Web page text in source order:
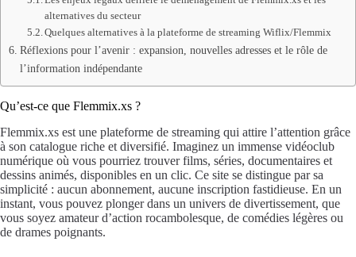
alternatives du secteur
Quelques alternatives à la plateforme de streaming Wiflix/Flemmix
Réflexions pour l’avenir : expansion, nouvelles adresses et le rôle de
l’information indépendante
Qu’est-ce que Flemmix.xs ?
Flemmix.xs est une plateforme de streaming qui attire l’attention grâce
à son catalogue riche et diversifié. Imaginez un immense vidéoclub
numérique où vous pourriez trouver films, séries, documentaires et
dessins animés, disponibles en un clic. Ce site se distingue par sa
simplicité : aucun abonnement, aucune inscription fastidieuse. En un
instant, vous pouvez plonger dans un univers de divertissement, que
vous soyez amateur d’action rocambolesque, de comédies légères ou
de drames poignants.